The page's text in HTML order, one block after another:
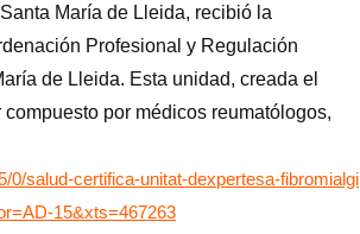
María de Lleida, recibió la
Profesional y Regulación
de Lleida. Esta unidad, creada el
por médicos reumatólogos,
0/salud-certifica-unitat-dexpertesa-fibromialgi
15&xts=467263